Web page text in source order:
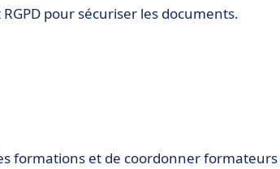
pour sécuriser les documents.
formations et de coordonner